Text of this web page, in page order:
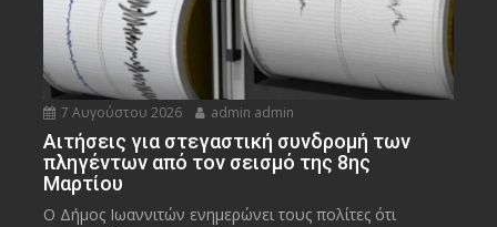
7 Αυγούστου 2026 admin admin
Αιτήσεις για στεγαστική συνδρομή των
πληγέντων από τον σεισμό της 8ης
Μαρτίου
Ο Δήμος Ιωαννιτών ενημερώνει τους πολίτες ότι